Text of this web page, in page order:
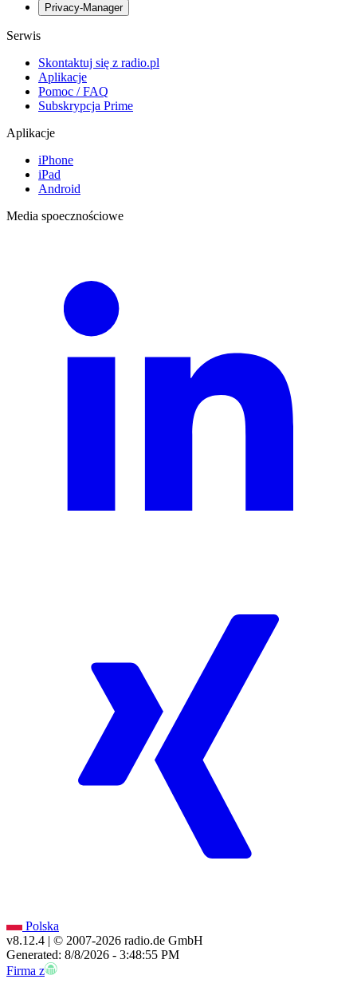
Privacy-Manager
Serwis
Skontaktuj się z radio.pl
Aplikacje
Pomoc / FAQ
Subskrypcja Prime
Aplikacje
iPhone
iPad
Android
Media spoecznościowe
Polska
v8.12.4 | © 2007-2026 radio.de GmbH
Generated: 8/8/2026 - 3:48:55 PM
Firma z